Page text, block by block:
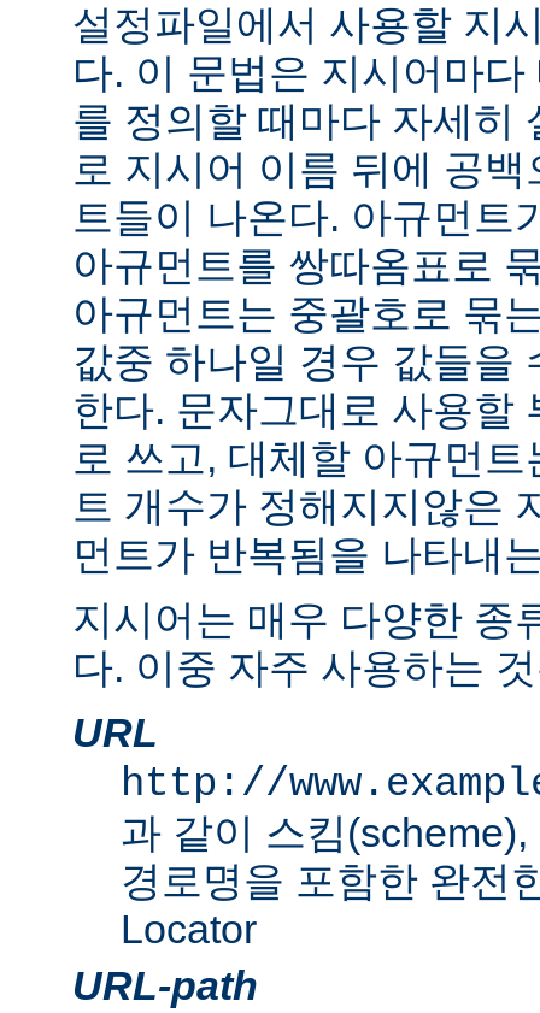
설정파일에서 사용할 지
다. 이 문법은 지시어마
를 정의할 때마다 자세히
로 지시어 이름 뒤에 공
트들이 나온다. 아규먼트
아규먼트를 쌍따옴표로
아규먼트는 중괄호로 묶
값중 하나일 경우 값들을
한다. 문자그대로 사용할
로 쓰고, 대체할 아규먼
트 개수가 정해지지않은
먼트가 반복됨을 나타내
지시어는 매우 다양한 종
다. 이중 자주 사용하는
URL
http://
과 같이 스킴
경로명을 포함한 완전
Locator
URL-path